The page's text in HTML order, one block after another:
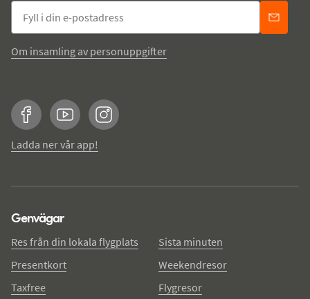
Om insamling av personuppgifter
FacebookYouTubeInstagram
Ladda ner vår app!
Genvägar
Res från din lokala flygplats
Presentkort
Taxfree
Sista minuten
Weekendresor
Flygresor